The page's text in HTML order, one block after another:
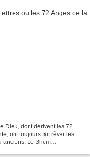
Dieu, dont dérivent les 72
ont toujours fait rêver les
anciens. Le Shem